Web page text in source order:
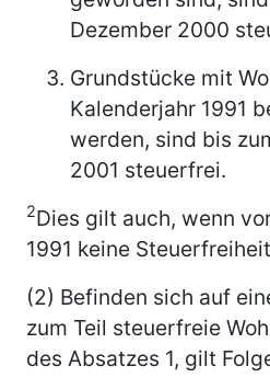
Dezember 2000
Grundstücke mit
Kalenderjahr 1991
werden, sind bis
2001 steuerfrei.
2Dies gilt auch, wenn
1991 keine
(2) Befinden sich auf
zum Teil steuerfreie
des Absatzes 1, gilt